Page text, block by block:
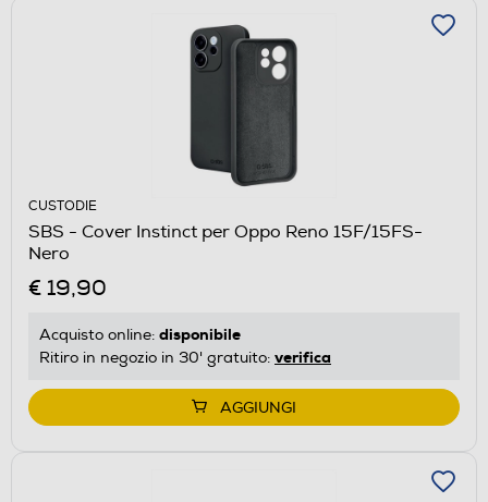
CUSTODIE
SBS - Cover Instinct per Oppo Reno 15F/15FS-
Nero
€ 19,90
Acquisto online: disponibile
Ritiro in negozio in 30' gratuito: verifica
AGGIUNGI